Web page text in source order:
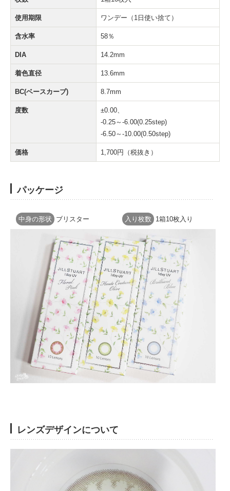
使用期限 ワンデー（1日使い捨て）
含水率 58％
DIA 14.2mm
着色直径 13.6mm
BC(ベースカーブ) 8.7mm
度数
±0.00、
-0.25～-6.00(0.25step)
-6.50～-10.00(0.50step)
価格 1,700円（税抜き）
パッケージ
中身の形状 ブリスター 入り枚数 1箱10枚入り
レンズデザインについて